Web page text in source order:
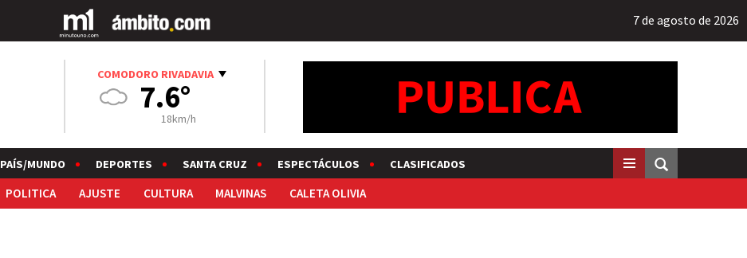
7 de agosto de 2026
COMODORO RIVADAVIA
7.6°
18km/h
PAÍS/MUNDO DEPORTES SANTA CRUZ ESPECTÁCULOS CLASIFICADOS
POLITICA AJUSTE CULTURA MALVINAS CALETA OLIVIA